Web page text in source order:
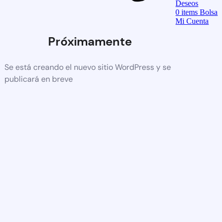
Próximamente
Se está creando el nuevo sitio WordPress y se
publicará en breve
Deseos
0items Bolsa
Mi Cuenta